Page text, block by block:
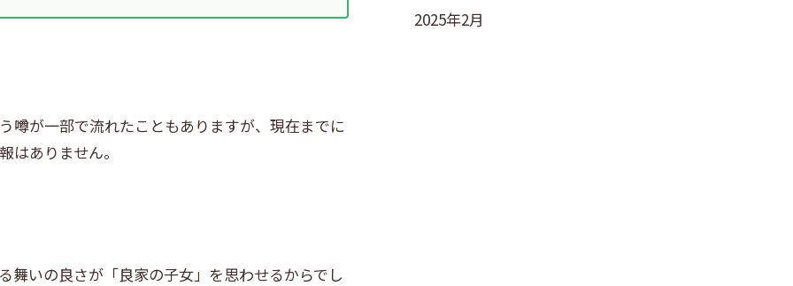
噂が一部で流れたこともありますが、現在までに
ありません。
舞いの良さが「良家の子女」を思わせるからでし
2025年2月